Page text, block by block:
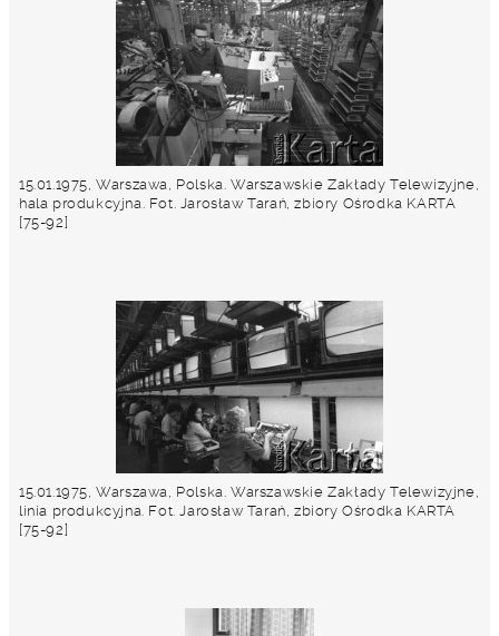
15.01.1975, Warszawa, Polska. Warszawskie Zakłady Telewizyjne,
hala produkcyjna. Fot. Jarosław Tarań, zbiory Ośrodka KARTA
[75-92]
15.01.1975, Warszawa, Polska. Warszawskie Zakłady Telewizyjne,
linia produkcyjna. Fot. Jarosław Tarań, zbiory Ośrodka KARTA
[75-92]